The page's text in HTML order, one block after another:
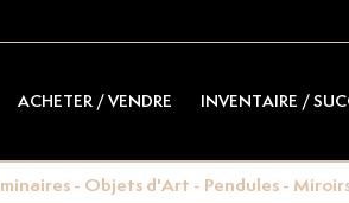
ACHETER / VENDRE INVENTAIRE /
- Objets d'Art - Pendules -